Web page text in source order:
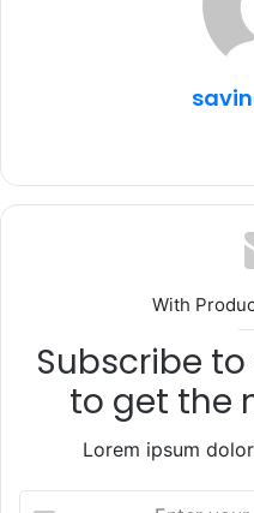
p
With
Subscribe
to get the
Lorem ipsum